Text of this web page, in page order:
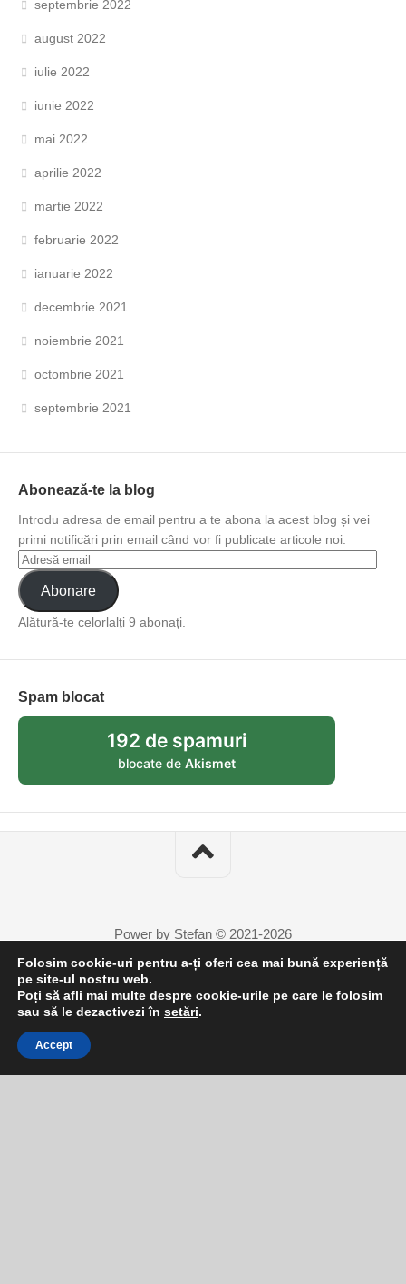
septembrie 2022
august 2022
iulie 2022
iunie 2022
mai 2022
aprilie 2022
martie 2022
februarie 2022
ianuarie 2022
decembrie 2021
noiembrie 2021
octombrie 2021
septembrie 2021
Abonează-te la blog
Introdu adresa de email pentru a te abona la acest blog și vei
primi notificări prin email când vor fi publicate articole noi.
Abonare
Alătură-te celorlalți 9 abonați.
Spam blocat
192 de spamuri
blocate de Akismet
Power by Stefan © 2021-2026
Folosim cookie-uri pentru a-ți oferi cea mai bună experiență
pe site-ul nostru web.
Poți să afli mai multe despre cookie-urile pe care le folosim
sau să le dezactivezi în setări.
Accept
2